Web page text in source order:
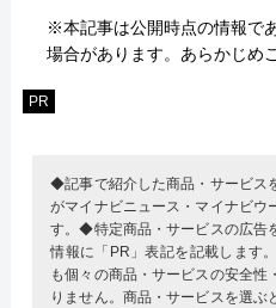
※本記事は公開時点の情報で
場合があります。あらかじめ
PR
◆記事で紹介した商品・サービス
がマイナビニュース・マイナビウ
す。◆特定商品・サービスの広告
情報に「PR」表記を記載します
も個々の商品・サービスの安全性
りません。商品・サービスを選